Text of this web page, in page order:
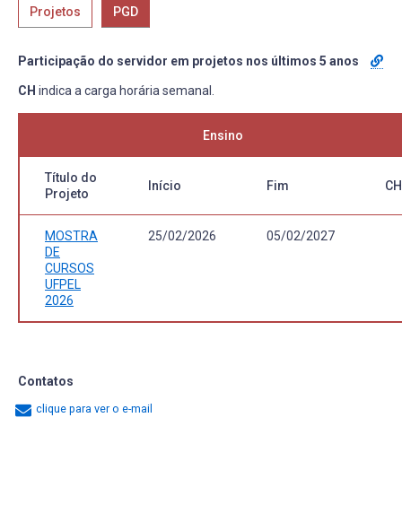
Projetos PGD
Participação do servidor em projetos nos últimos 5 anos
CH indica a carga horária semanal.
Ensino
Título do
Projeto
Início Fim CH
MOSTRA
DE
CURSOS
UFPEL
2026
25/02/2026 05/02/2027
Contatos
clique para ver o e-mail